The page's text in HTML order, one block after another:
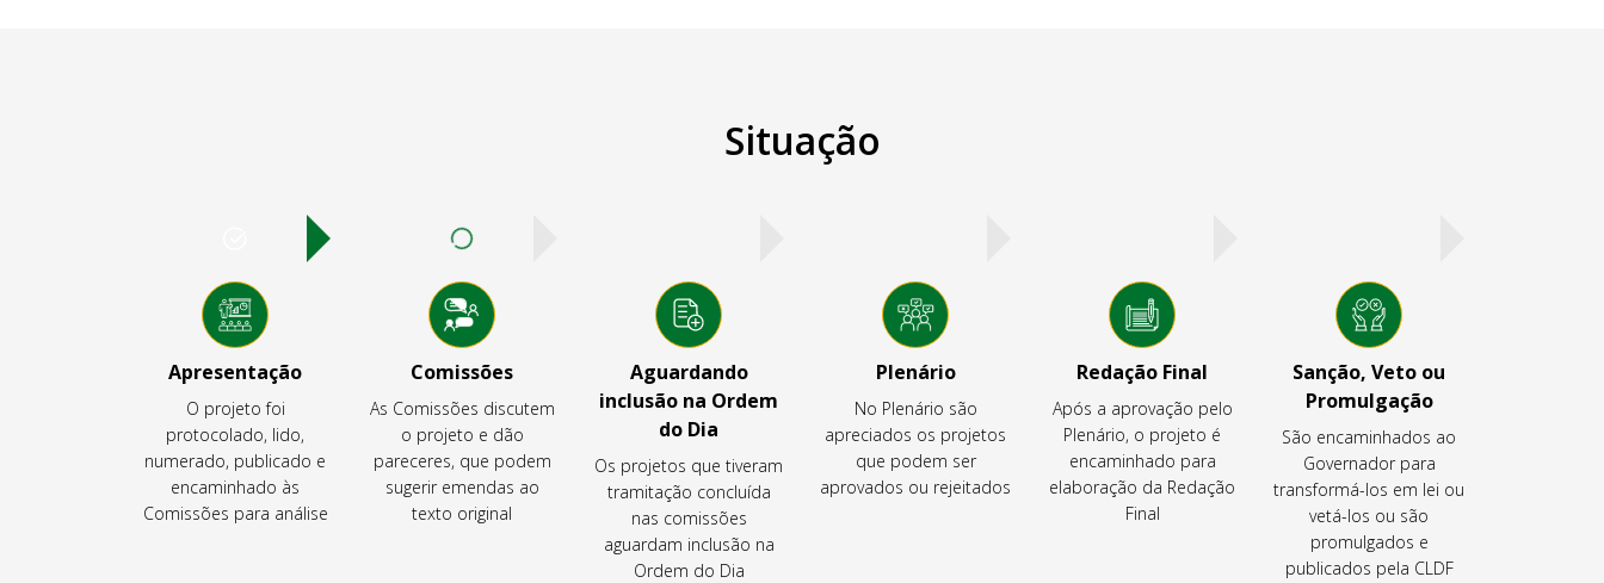
Situação
Apresentação
O projeto foi
protocolado, lido,
numerado, publicado e
encaminhado às
Comissões para análise
Comissões
As Comissões discutem
o projeto e dão
pareceres, que podem
sugerir emendas ao
texto original
Aguardando
inclusão na Ordem
do Dia
Os projetos que tiveram
tramitação concluída
nas comissões
aguardam inclusão na
Ordem do Dia
Plenário
No Plenário são
apreciados os projetos
que podem ser
aprovados ou rejeitados
Redação Final
Após a aprovação pelo
Plenário, o projeto é
encaminhado para
elaboração da Redação
Final
Sanção, Veto ou
Promulgação
São encaminhados ao
Governador para
transformá-los em lei ou
vetá-los ou são
promulgados e
publicados pela CLDF